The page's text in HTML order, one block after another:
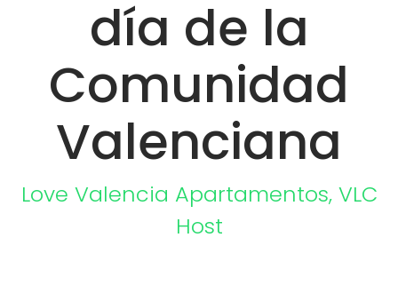
día de la
Comunidad
Valenciana
Love Valencia Apartamentos, VLC
Host